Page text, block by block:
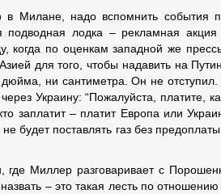
в Милане, надо вспомнить события
подводная лодка – рекламная
когда по оценкам западной же
для того, чтобы надавить на
ни сантиметра. Он не отступил.
Украину: “Пожалуйста, платите,
заплатит – платит Европа или
будет поставлять газ без
Миллер разговаривает с
– это такая лесть по